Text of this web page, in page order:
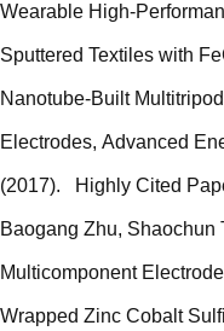
Wearable High-
Sputtered Textiles with
Nanotube-Built
Electrodes, Advanced
(2017). Highly Cited
Baogang Zhu, Shaochun
Multicomponent
Wrapped Zinc Cobalt